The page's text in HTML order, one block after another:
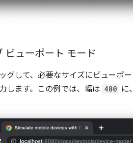
ビューポート モード
グして、必要なサイズにビューポ
します。この例では、幅は 480 に